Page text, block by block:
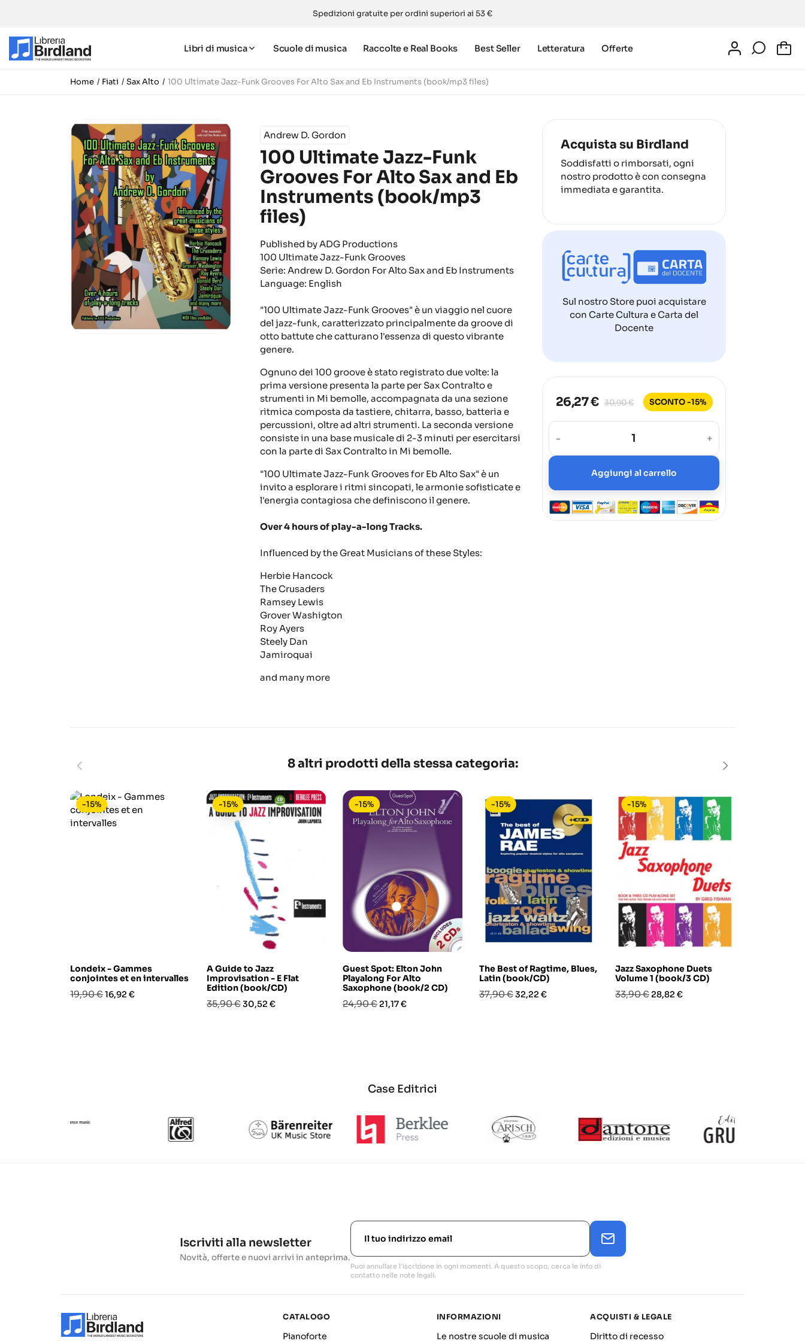
Spedizioni gratuite per ordini superiori ai 53 €
Libri di musica Scuole di musica Raccolte e Real Books Best Seller Letteratura Offerte
Home Fiati Sax Alto 100 Ultimate Jazz-Funk Grooves For Alto Sax and Eb Instruments (book/mp3 files)
Andrew D. Gordon
100 Ultimate Jazz-Funk
Grooves For Alto Sax and Eb
Instruments (book/mp3
files)
Published by ADG Productions
100 Ultimate Jazz-Funk Grooves
Serie: Andrew D. Gordon For Alto Sax and Eb Instruments
Language: English
"100 Ultimate Jazz-Funk Grooves" è un viaggio nel cuore
del jazz-funk, caratterizzato principalmente da groove di
otto battute che catturano l'essenza di questo vibrante
genere.
Ognuno dei 100 groove è stato registrato due volte: la
prima versione presenta la parte per Sax Contralto e
strumenti in Mi bemolle, accompagnata da una sezione
ritmica composta da tastiere, chitarra, basso, batteria e
percussioni, oltre ad altri strumenti. La seconda versione
consiste in una base musicale di 2-3 minuti per esercitarsi
con la parte di Sax Contralto in Mi bemolle.
"100 Ultimate Jazz-Funk Grooves for Eb Alto Sax" è un
invito a esplorare i ritmi sincopati, le armonie sofisticate e
l'energia contagiosa che definiscono il genere.
Over 4 hours of play-a-long Tracks.
Influenced by the Great Musicians of these Styles:
Herbie Hancock
The Crusaders
Ramsey Lewis
Grover Washigton
Roy Ayers
Steely Dan
Jamiroquai
and many more
Acquista su Birdland
Soddisfatti o rimborsati, ogni
nostro prodotto è con consegna
immediata e garantita.
Sul nostro Store puoi acquistare
con Carte Cultura e Carta del
Docente
26,27 € 30,90 € SCONTO -15%
- +
Aggiungi al carrello
8 altri prodotti della stessa categoria:
Londeix - Gammes
conjointes et en intervalles
Prezzo
19,90 €Prezzo
16,92 €
-15%
A Guide to Jazz
Improvisation - E Flat
Edition (book/CD)
Prezzo
35,90 €Prezzo
30,52 €
-15%
Guest Spot: Elton John
Playalong For Alto
Saxophone (book/2 CD)
Prezzo
24,90 € Prezzo
21,17 €
-15%
The Best of Ragtime, Blues,
Latin (book/CD)
Prezzo
37,90 €Prezzo
32,22 €
-15%
Jazz Saxophone Duets
Volume 1 (book/3 CD)
Prezzo
33,90 €Prezzo
28,82 €
-15%
Case Editrici
Iscriviti alla newsletter
Novità, offerte e nuovi arrivi in anteprima.
Puoi annullare l'iscrizione in ogni momenti. A questo scopo, cerca le info di
contatto nelle note legali.
CATALOGO
Pianoforte
INFORMAZIONI
Le nostre scuole di musica
ACQUISTI & LEGALE
Diritto di recesso